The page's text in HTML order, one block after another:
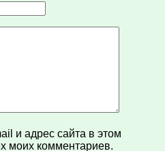
и адрес сайта в этом
моих комментариев.